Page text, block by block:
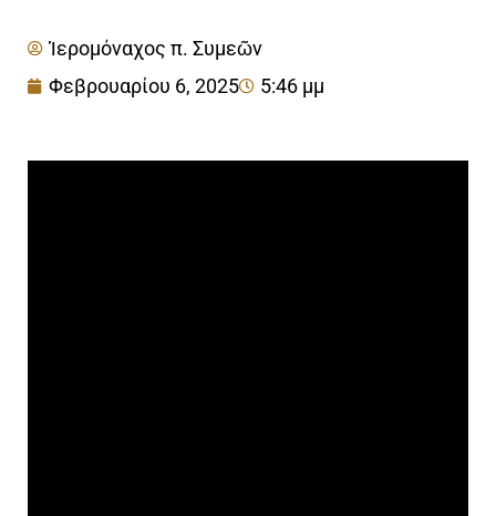
Ἱερομόναχος π. Συμεῶν
Φεβρουαρίου 6, 2025
5:46 μμ